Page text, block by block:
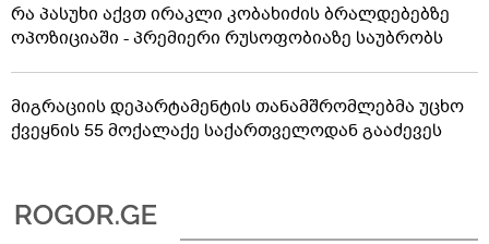
რა პასუხი აქვთ ირაკლი კობახიძის ბრალდებებზე
ოპოზიციაში - პრემიერი რუსოფობიაზე საუბრობს
მიგრაციის დეპარტამენტის თანამშრომლებმა უცხო
ქვეყნის 55 მოქალაქე საქართველოდან გააძევეს